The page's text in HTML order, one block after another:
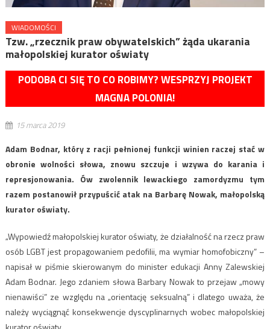
WIADOMOŚCI
Tzw. „rzecznik praw obywatelskich” żąda ukarania
małopolskiej kurator oświaty
PODOBA CI SIĘ TO CO ROBIMY? WESPRZYJ PROJEKT
MAGNA POLONIA!
15 marca 2019
Adam Bodnar, który z racji pełnionej funkcji winien raczej stać w
obronie wolności słowa, znowu szczuje i wzywa do karania i
represjonowania. Ów zwolennik lewackiego zamordyzmu tym
razem postanowił przypuścić atak na Barbarę Nowak, małopolską
kurator oświaty.
„Wypowiedź małopolskiej kurator oświaty, że działalność na rzecz praw
osób LGBT jest propagowaniem pedofilii, ma wymiar homofobiczny” –
napisał w piśmie skierowanym do minister edukacji Anny Zalewskiej
Adam Bodnar. Jego zdaniem słowa Barbary Nowak to przejaw „mowy
nienawiści” ze względu na „orientację seksualną” i dlatego uważa, że
należy wyciągnąć konsekwencje dyscyplinarnych wobec małopolskiej